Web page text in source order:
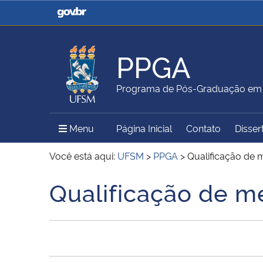
Casa Civil
Ministério da Justiça e
Ministério da Agricultura,
Pecuária e Abastecimento
Ministério da Educação
Ministério do Meio Ambiente Ministério do Turismo
Secretaria de Governo
Gabinete de Segurança
PPGA
Programa de Pós-Graduação
Menu Menu Principal do Sítio
Página Inicial Contato
Você está aqui: UFSM > PPGA >Qualificação de
Início do conteúdo
Qualificação de